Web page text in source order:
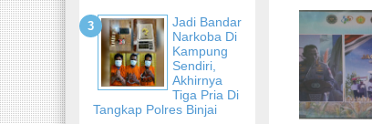
Jadi Bandar
Narkoba Di
Kampung
Sendiri,
Akhirnya
Tiga Pria Di
Tangkap Polres Binjai